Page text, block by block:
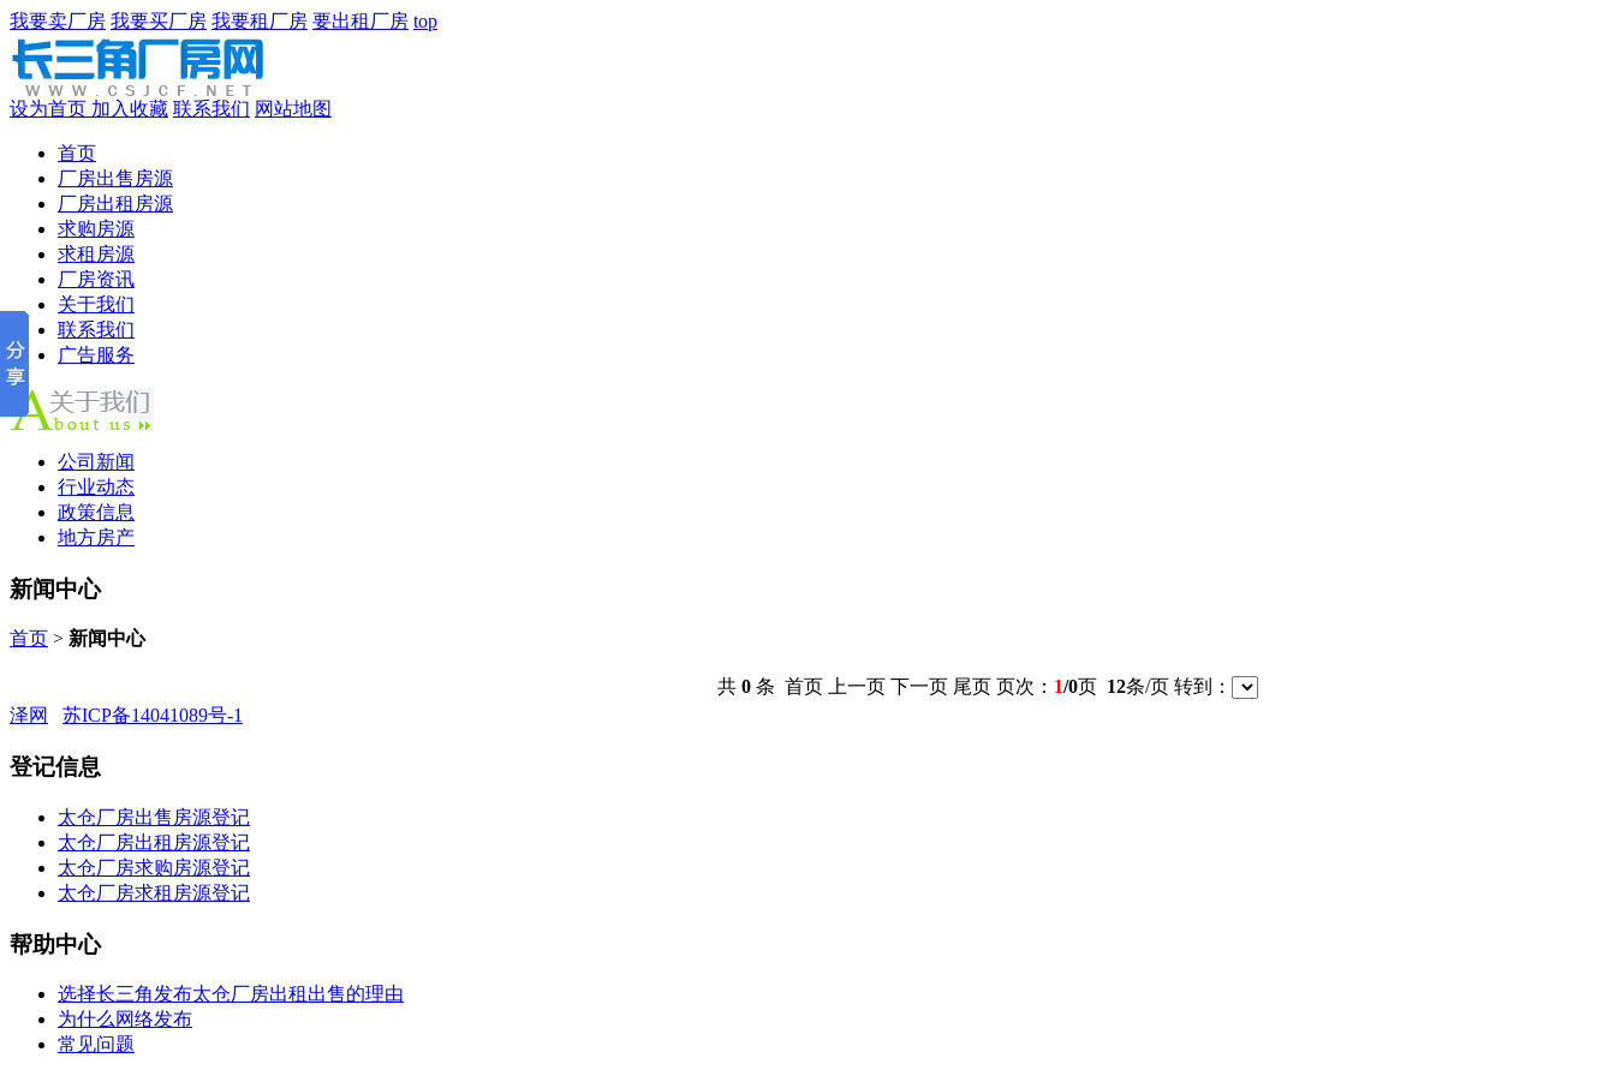
我要卖厂房 我要买厂房 我要租厂房 要出租厂房 top
设为首页 加入收藏 联系我们 网站地图
首页
厂房出售房源
厂房出租房源
求购房源
求租房源
厂房资讯
关于我们
联系我们
广告服务
公司新闻
行业动态
政策信息
地方房产
新闻中心
首页 > 新闻中心
共 0 条 首页 上一页 下一页 尾页 页次： 1/0页 12条/页 转到：
泽网
苏ICP备14041089号-1
登记信息
太仓厂房出售房源登记
太仓厂房出租房源登记
太仓厂房求购房源登记
太仓厂房求租房源登记
帮助中心
选择长三角发布太仓厂房出租出售的理由
为什么网络发布
常见问题